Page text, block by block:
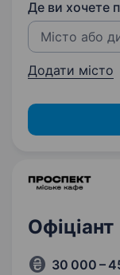
Де ви хочете
Додати місто
Офіціант
30 000 –